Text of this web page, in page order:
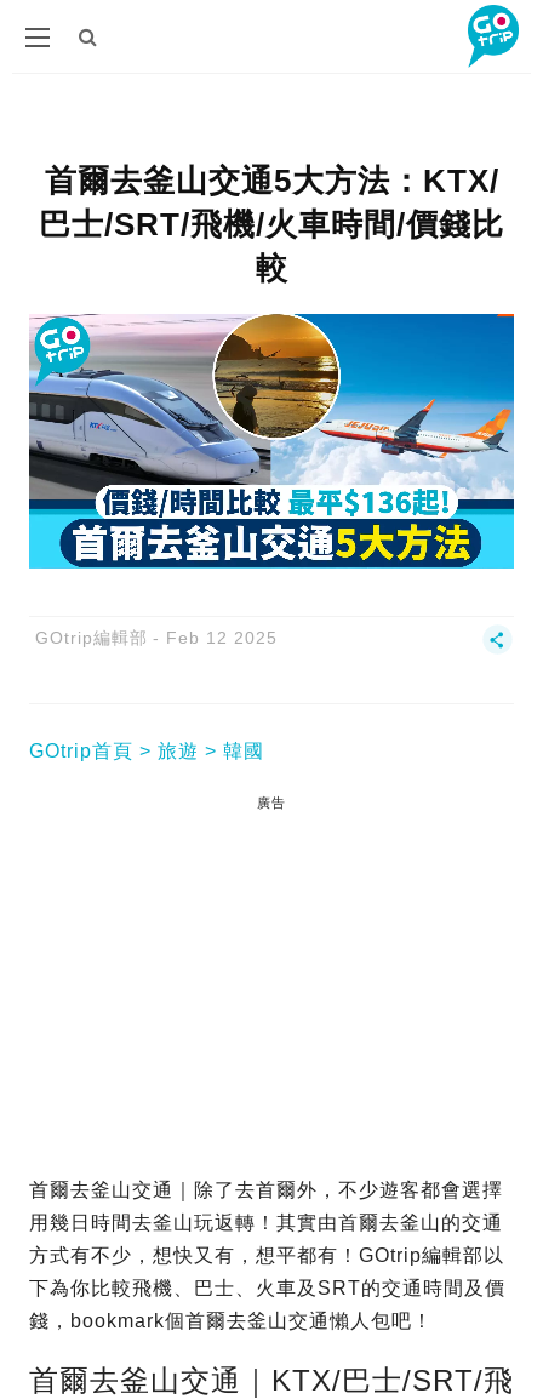
首爾去釜山交通5大方法：KTX/
巴士/SRT/飛機/火車時間/價錢比
較
GOtrip編輯部 Feb 12 2025
GOtrip首頁 旅遊 韓國
廣告
首爾去釜山交通｜除了去首爾外，不少遊客都會選擇
用幾日時間去釜山玩返轉！其實由首爾去釜山的交通
方式有不少，想快又有，想平都有！GOtrip編輯部以
下為你比較飛機、巴士、火車及SRT的交通時間及價
錢，bookmark個首爾去釜山交通懶人包吧！
首爾去釜山交通｜KTX/巴士/SRT/飛